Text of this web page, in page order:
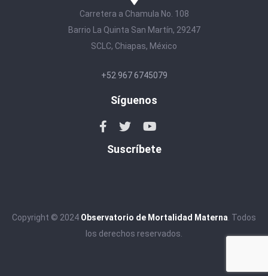
Carretera a Chamula No. 108
Barrio La Quinta San Martín, 29247
SCLC, Chiapas, México
+52 967 6745079
Síguenos
Suscríbete
Copyright © 2024 Observatorio de Mortalidad Materna . Todos
los derechos reservados.